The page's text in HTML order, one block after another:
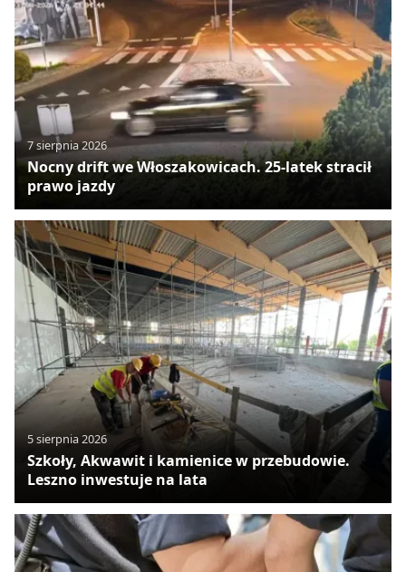
7 sierpnia 2026
Nocny drift we Włoszakowicach. 25-latek stracił
prawo jazdy
5 sierpnia 2026
Szkoły, Akwawit i kamienice w przebudowie.
Leszno inwestuje na lata